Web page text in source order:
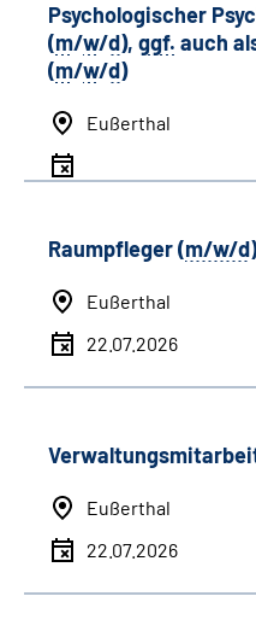
Psychologischer
(m/w/d), ggf. auch
(m/w/d)
Eußerthal
Raumpfleger (m/w/d)
Eußerthal
22.07.2026
Eußerthal
22.07.2026